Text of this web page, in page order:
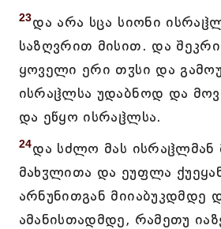
23და არა სცა სიონი
საზღვრით მისით. და
ყოველი ერი თჳსი და
ისრაჱლსა უდაბნოდ და
და ეწყო ისრაჱლსა.
24და სძლო მას ისრაჱლმან
მახჳლითა და ეუფლა
არნუნითგან მიიაბუკდმდე
ამანისთადმდე, რამეთუ